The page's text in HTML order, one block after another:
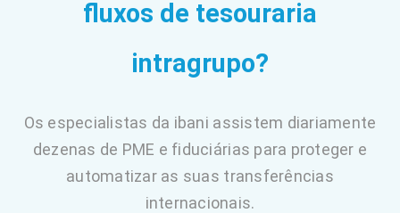
fluxos de tesouraria
intragrupo?
Os especialistas da ibani assistem diariamente
dezenas de PME e fiduciárias para proteger e
automatizar as suas transferências
internacionais.